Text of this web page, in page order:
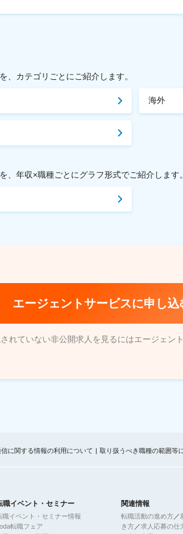
、カテゴリごとにご紹介します。
海外
、年収×職種ごとにグラフ形式でご紹介します
エージェントサービスに申し
れていない非公開求人を見るにはエージェン
信に関する情報の利用について 取り扱うべき職種の範囲等
職イベント・セミナー
職イベント・セミナー情報
転職フェア
関連情報
転職活動の進め方 ／
き方 ／求人応募の仕